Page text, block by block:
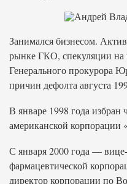
Занимался бизнесом.
рынке ГКО, спекуляции
Генерального прокурора
причин дефолта августа
В январе 1998 года избран
американской корпорации
С января 2000 года —
фармацевтической
директор корпорации по